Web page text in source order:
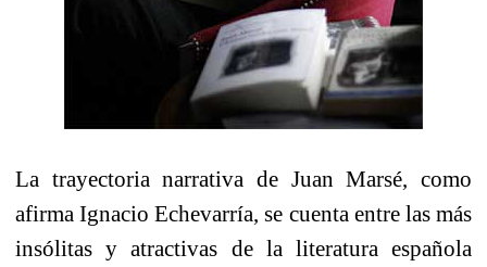
La trayectoria narrativa de JuanMarsé, como
afirma IgnacioEchevarría, se cuenta entre las más
insólitas y atractivas de la literatura española